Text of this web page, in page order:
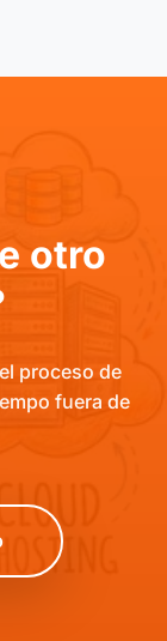
otro
proceso de
fuera de